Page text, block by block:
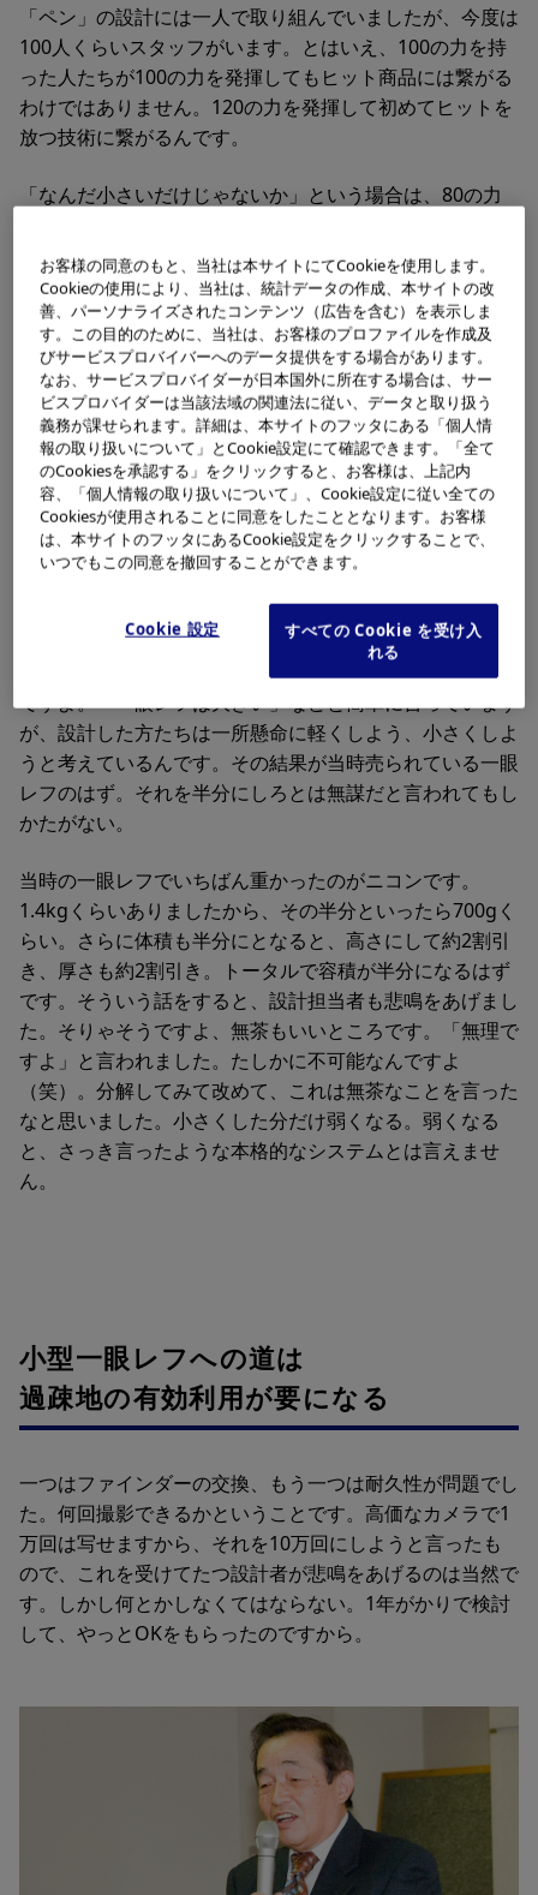
「ペン」の設計には一人で取り組んでいましたが、今度は
100人くらいスタッフがいます。とはいえ、100の力を持
った人たちが100の力を発揮してもヒット商品には繋がる
わけではありません。120の力を発揮して初めてヒットを
放つ技術に繋がるんです。
「なんだ小さいだけじゃないか」という場合は、80の力
と、「出来ません」、「不可能です」と。こうして立ちは
だかるのが、他でもない「技術の壁」です。小さくとはい
っても、どれくらいの小ささが求められているのか。宣伝
の立場からは1mm、1g小さくても「世界最小」だとい
う。だけど私はユーザーなので、ユーザーの立場から見る
と、1mm、2mmという物差しで計らなければ分からない
くらいなら同じだと思うんです。基本的には手に取って大
きさを実感します。そして1か月後に再び手に取ったとき
に、これは1か月前に手にしたあのカメラよりも小さくて
軽いと認識できるくらいの差がほしいわけです。
すると設計者がもっと具体的な数値で示してほしいと言う
んです。だから言いました。「まぁ、小さいと感じるのは
半分だよ」と（笑）。簡単に半分と言ってもね…タイヘン
ですよ。「一眼レフは大きい」などと簡単に言っています
が、設計した方たちは一所懸命に軽くしよう、小さくしよ
うと考えているんです。その結果が当時売られている一眼
レフのはず。それを半分にしろとは無謀だと言われてもし
かたがない。
当時の一眼レフでいちばん重かったのがニコンです。
1.4kgくらいありましたから、その半分といったら700gく
らい。さらに体積も半分にとなると、高さにして約2割引
き、厚さも約2割引き。トータルで容積が半分になるはず
です。そういう話をすると、設計担当者も悲鳴をあげまし
た。そりゃそうですよ、無茶もいいところです。「無理で
すよ」と言われました。たしかに不可能なんですよ
（笑）。分解してみて改めて、これは無茶なことを言った
なと思いました。小さくした分だけ弱くなる。弱くなる
と、さっき言ったような本格的なシステムとは言えませ
ん。
小型一眼レフへの道は
過疎地の有効利用が要になる
一つはファインダーの交換、もう一つは耐久性が問題でし
た。何回撮影できるかということです。高価なカメラで1
万回は写せますから、それを10万回にしようと言ったも
ので、これを受けてたつ設計者が悲鳴をあげるのは当然で
す。しかし何とかしなくてはならない。1年がかりで検討
して、やっとOKをもらったのですから。
お客様の同意のもと、当社は本サイトにてCookieを使用します。
Cookieの使用により、当社は、統計データの作成、本サイトの改
善、パーソナライズされたコンテンツ（広告を含む）を表示しま
す。この目的のために、当社は、お客様のプロファイルを作成及
びサービスプロバイバーへのデータ提供をする場合があります。
なお、サービスプロバイダーが日本国外に所在する場合は、サー
ビスプロバイダーは当該法域の関連法に従い、データと取り扱う
義務が課せられます。詳細は、本サイトのフッタにある「個人情
報の取り扱いについて」とCookie設定にて確認できます。「全て
のCookiesを承認する」をクリックすると、お客様は、上記内
容、「個人情報の取り扱いについて」、Cookie設定に従い全ての
Cookiesが使用されることに同意をしたこととなります。お客様
は、本サイトのフッタにあるCookie設定をクリックすることで、
いつでもこの同意を撤回することができます。
Cookie 設定
すべての Cookie を受け入
れる